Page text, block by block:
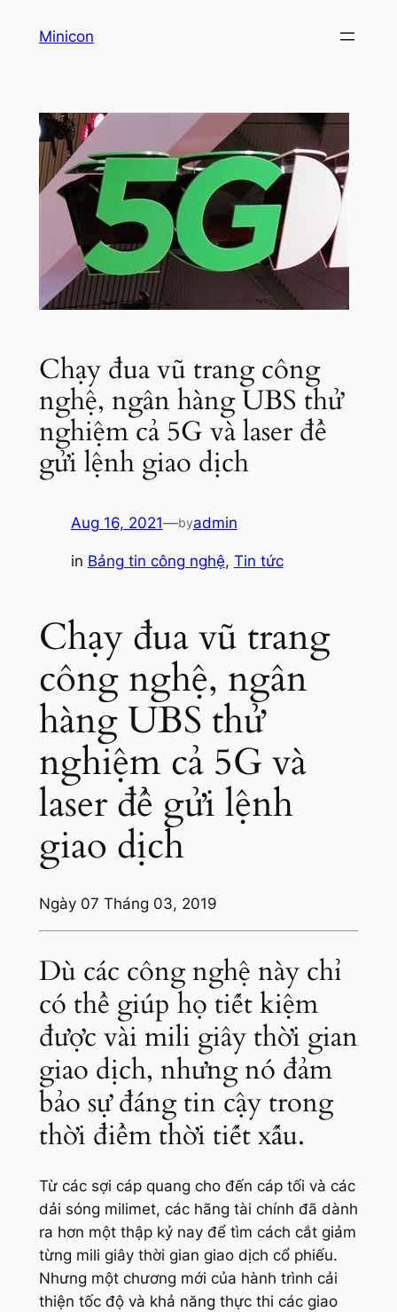
Minicon
Chạy đua vũ trang công
nghệ, ngân hàng UBS thử
nghiệm cả 5G và laser để
gửi lệnh giao dịch
Aug 16, 2021—byadmin
in Bảng tin công nghệ, Tin tức
Chạy đua vũ trang
công nghệ, ngân
hàng UBS thử
nghiệm cả 5G và
laser để gửi lệnh
giao dịch
Ngày 07 Tháng 03, 2019
Dù các công nghệ này chỉ
có thể giúp họ tiết kiệm
được vài mili giây thời gian
giao dịch, nhưng nó đảm
bảo sự đáng tin cậy trong
thời điểm thời tiết xấu.
Từ các sợi cáp quang cho đến cáp tối và các
dải sóng milimet, các hãng tài chính đã dành
ra hơn một thập kỷ nay để tìm cách cắt giảm
từng mili giây thời gian giao dịch cổ phiếu.
Nhưng một chương mới của hành trình cải
thiện tốc độ và khả năng thực thi các giao